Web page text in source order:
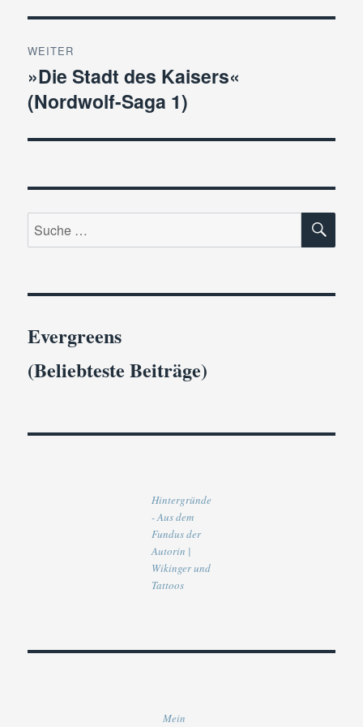
WEITER
Nächster
Beitrag:
»Die Stadt des Kaisers«
(Nordwolf-Saga 1)
Suche
nach:
Evergreens
(Beliebteste Beiträge)
Hintergründe
- Aus dem
Fundus der
Autorin |
Wikinger und
Tattoos
Mein